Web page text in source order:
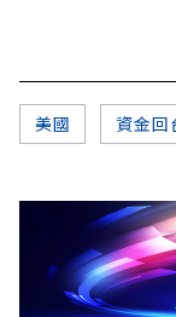
美國 資金回